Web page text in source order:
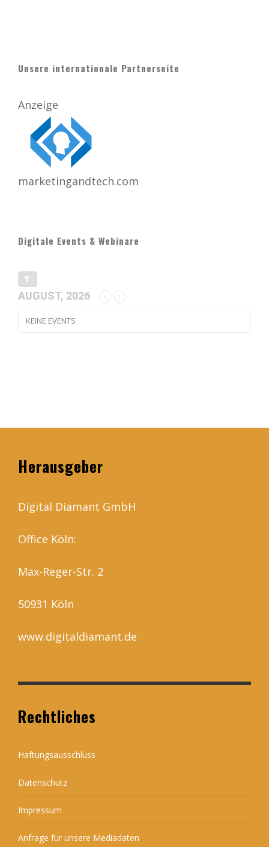
Unsere internationale Partnerseite
Anzeige
marketingandtech.com
Digitale Events & Webinare
AUGUST, 2026
KEINE EVENTS
Herausgeber
Digital Diamant GmbH
Office Köln:
Max-Reger-Str. 2
50931 Köln
www.digitaldiamant.de
Rechtliches
Haftungsausschluss
Datenschutz
Impressum
Anfrage für unsere Mediadaten